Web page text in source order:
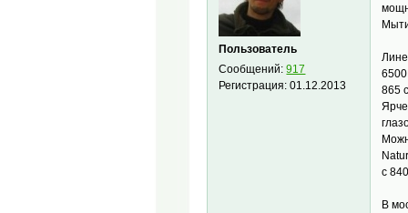
Пользователь
Сообщений:917
Регистрация:01.12.2013
865
с
В